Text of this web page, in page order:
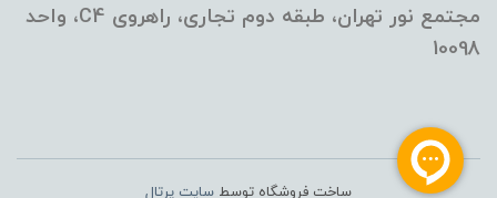
مجتمع نور تهران، طبقه دوم تجاری، راهروی C4، واحد
10098
ساخت فروشگاه توسط سایت پرتال